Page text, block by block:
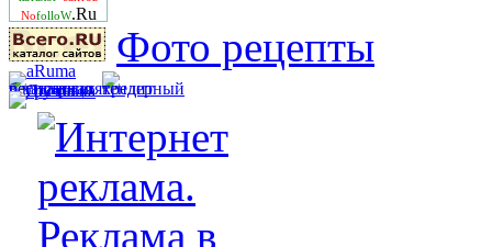
NofolloW.Ru
Фото рецепты